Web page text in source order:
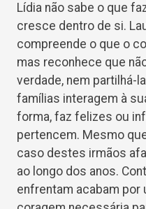
Lídia não sabe o que
cresce dentro de si.
compreende o que o
mas reconhece que
verdade, nem partilhá-
famílias interagem à
forma, faz felizes ou
pertencem. Mesmo
caso destes irmãos
ao longo dos anos.
enfrentam acabam por